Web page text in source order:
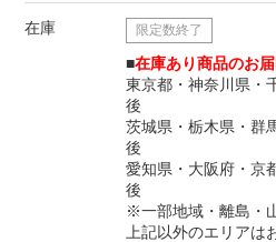
在庫 限定数終了
■在庫あり商品のお
東京都・神奈川県・
後
茨城県・栃木県・群
後
愛知県・大阪府・京
後
※一部地域・離島・
上記以外のエリアは